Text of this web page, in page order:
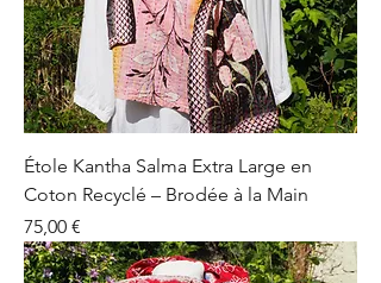
Étole Kantha Salma Extra Large en
Coton Recyclé – Brodée à la Main
Prix
75,00 €